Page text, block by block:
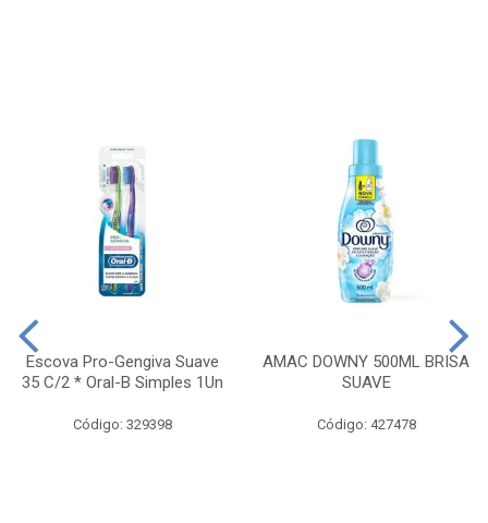
Escova Pro-Gengiva Suave
35 C/2 * Oral-B Simples 1Un
Código: 329398
AMAC DOWNY 500ML BRISA
SUAVE
Código: 427478